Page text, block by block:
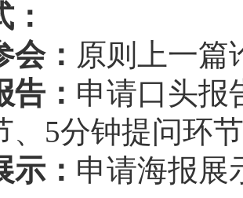
会： 原则上一篇
告： 申请口头报
、5分钟提问环
示： 申请海报展